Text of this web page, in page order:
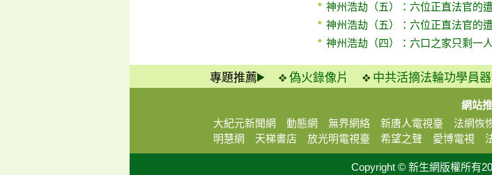
神州浩劫（五）：六位正直法官的
神州浩劫（五）：六位正直法官的
神州浩劫（四）：六口之家只剩一
專題推薦 偽火錄像片 中共活摘法輪功學員
網站
大紀元新聞網
動態網 無界網絡 新唐人電視臺 法網恢
明慧網
天梯書店 放光明電視臺 希望之聲 愛博電視
Copyright © 新生網版權所有